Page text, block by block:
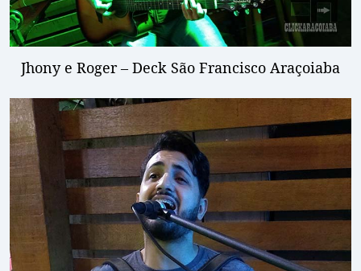
Jhony e Roger – Deck São Francisco Araçoiaba